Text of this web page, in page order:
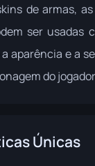
de armas,
ser usadas
aparência e a
do
Únicas